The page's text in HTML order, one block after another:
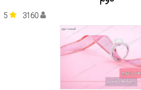
5 3160